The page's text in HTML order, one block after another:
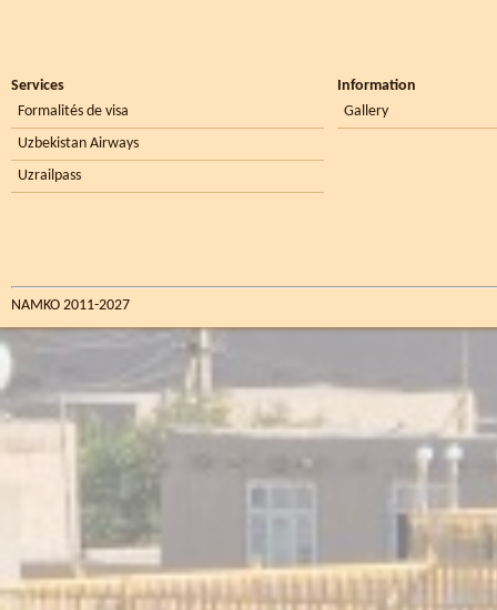
Services
Formalités de visa
Uzbekistan Airways
Uzrailpass
Information
Gallery
NAMKO 2011-2027